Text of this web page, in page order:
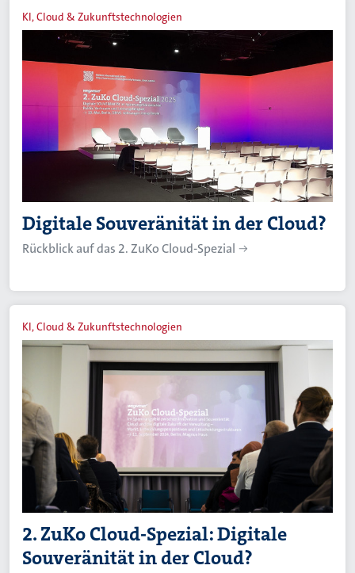
KI, Cloud & Zukunftstechnologien
Digitale Souveränität in der Cloud?
Rückblick auf das 2. ZuKo Cloud-Spezial
KI, Cloud & Zukunftstechnologien
2. ZuKo Cloud-Spezial: Digitale
Souveränität in der Cloud?